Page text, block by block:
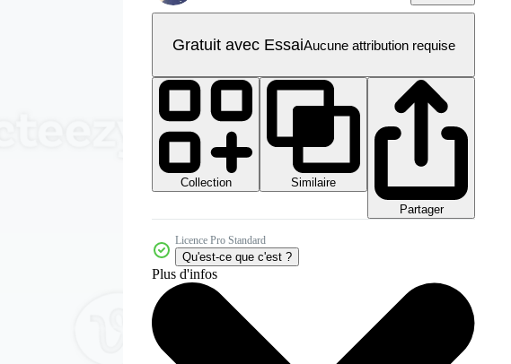
Gratuit avec EssaiAucune attribution requise
Collection
Similaire
Partager
Licence Pro Standard
Qu'est-ce que c'est ?
Plus d'infos